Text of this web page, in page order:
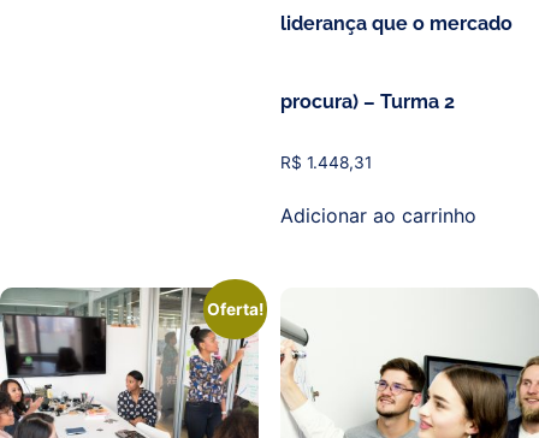
liderança que o mercado
procura) – Turma 2
R$ 1.448,31
Adicionar ao carrinho
Oferta!